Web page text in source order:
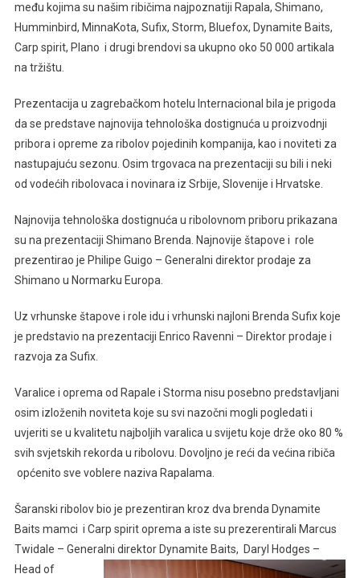
među kojima su našim ribičima najpoznatiji Rapala, Shimano,
Humminbird, MinnaKota, Sufix, Storm, Bluefox, Dynamite Baits,
Carp spirit, Plano i drugi brendovi sa ukupno oko 50 000 artikala
na tržištu.
Prezentacija u zagrebačkom hotelu Internacional bila je prigoda
da se predstave najnovija tehnološka dostignuća u proizvodnji
pribora i opreme za ribolov pojedinih kompanija, kao i noviteti za
nastupajuću sezonu. Osim trgovaca na prezentaciji su bili i neki
od vodećih ribolovaca i novinara iz Srbije, Slovenije i Hrvatske.
Najnovija tehnološka dostignuća u ribolovnom priboru prikazana
su na prezentaciji Shimano Brenda. Najnovije štapove i role
prezentirao je Philipe Guigo – Generalni direktor prodaje za
Shimano u Normarku Europa.
Uz vrhunske štapove i role idu i vrhunski najloni Brenda Sufix koje
je predstavio na prezentaciji Enrico Ravenni – Direktor prodaje i
razvoja za Sufix.
Varalice i oprema od Rapale i Storma nisu posebno predstavljani
osim izloženih noviteta koje su svi nazočni mogli pogledati i
uvjeriti se u kvalitetu najboljih varalica u svijetu koje drže oko 80 %
svih svjetskih rekorda u ribolovu. Dovoljno je reći da većina ribiča
općenito sve voblere naziva Rapalama.
Šaranski ribolov bio je prezentiran kroz dva brenda Dynamite
Baits mamci i Carp spirit oprema a iste su prezerentirali Marcus
Twidale – Generalni direktor Dynamite Baits, Daryl Hodges –
Head of